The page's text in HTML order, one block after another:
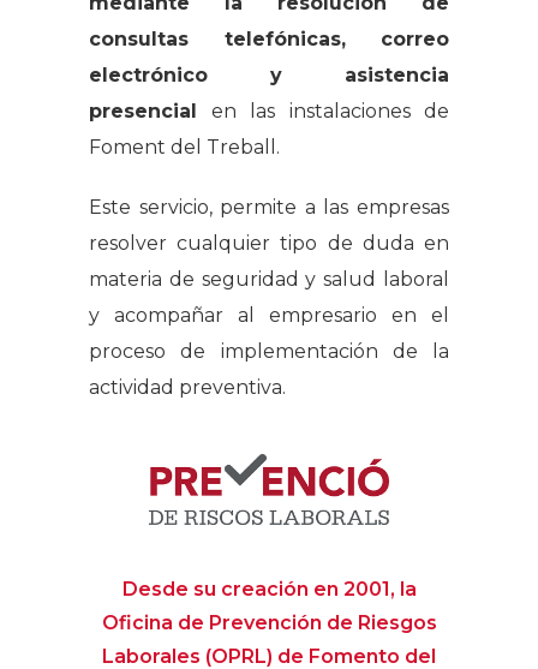
consultas telefónicas, correo
electrónico y asistencia
presencial en las instalaciones de
Foment del Treball.
Este servicio, permite a las empresas
resolver cualquier tipo de duda en
materia de seguridad y salud laboral
y acompañar al empresario en el
proceso de implementación de la
actividad preventiva.
Desde su creación en 2001, la
Oficina de Prevención de Riesgos
Laborales (OPRL) de Fomento del